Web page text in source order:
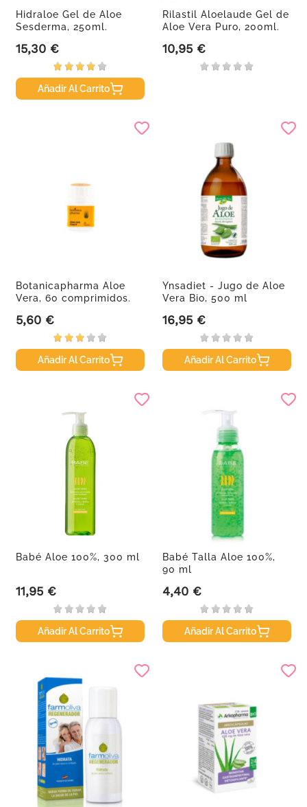
Hidraloe Gel de Aloe
Sesderma, 250ml.
Precio
15,30 €
Añadir Al Carrito
Rilastil Aloelaude Gel de
Aloe Vera Puro, 200ml.
Precio
10,95 €
Botanicapharma Aloe
Vera, 60 comprimidos.
Precio
5,60 €
Añadir Al Carrito
Ynsadiet - Jugo de Aloe
Vera Bio, 500 ml
Precio
16,95 €
Añadir Al Carrito
Babé Aloe 100%, 300 ml
Precio
11,95 €
Añadir Al Carrito
Babé Talla Aloe 100%,
90 ml
Precio
4,40 €
Añadir Al Carrito